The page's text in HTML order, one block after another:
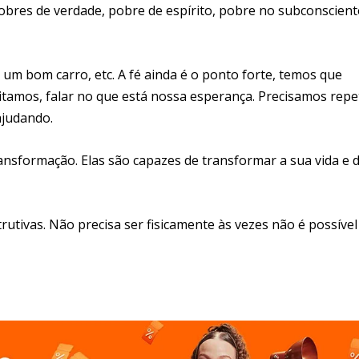
de verdade, pobre de espírito, pobre no
bom carro, etc. A fé ainda é o ponto forte, temos que
falar no que está nossa esperança. Precisamos
Elas são capazes de transformar a sua vida e
Não precisa ser fisicamente às vezes não é possível